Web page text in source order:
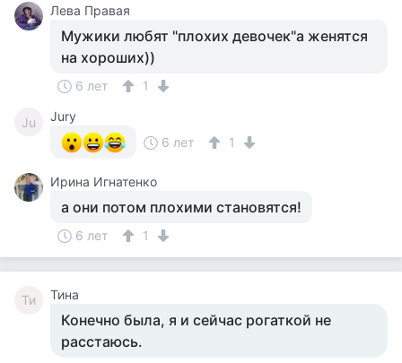
Лева Правая
Мужики любят "плохих девочек"а женятся
на хороших))
6 лет 1
Ju
Jury
6 лет
1
Ирина Игнатенко
а они потом плохими становятся!
6 лет 1
Ти Тина
Конечно была, я и сейчас рогаткой не
расстаюсь.